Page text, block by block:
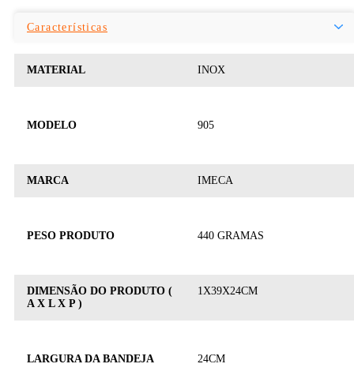
Características
MATERIAL INOX
MODELO 905
MARCA IMECA
PESO PRODUTO 440 GRAMAS
DIMENSÃO DO PRODUTO (
A X L X P )
1X39X24CM
LARGURA DA BANDEJA 24CM